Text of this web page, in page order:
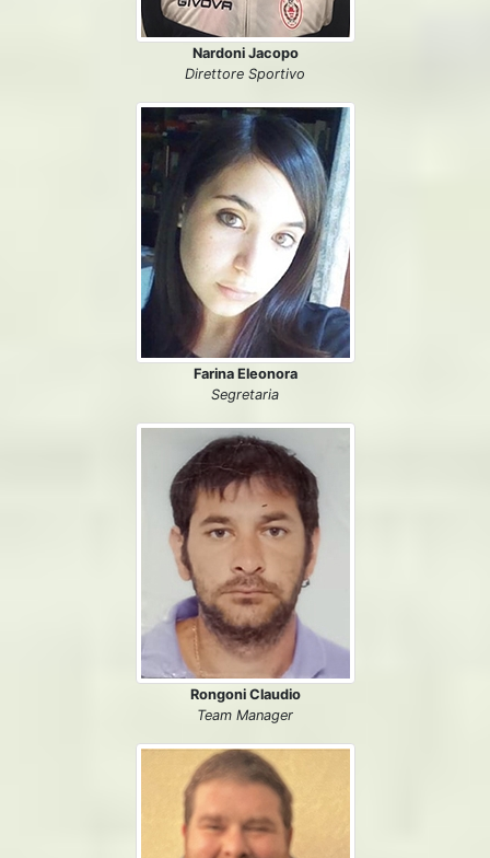
Nardoni Jacopo
Direttore Sportivo
Farina Eleonora
Segretaria
Rongoni Claudio
Team Manager